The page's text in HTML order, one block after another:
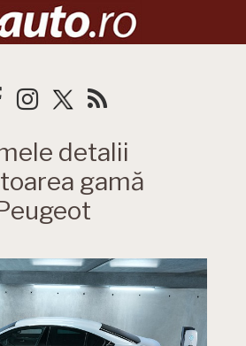
detalii
gamă